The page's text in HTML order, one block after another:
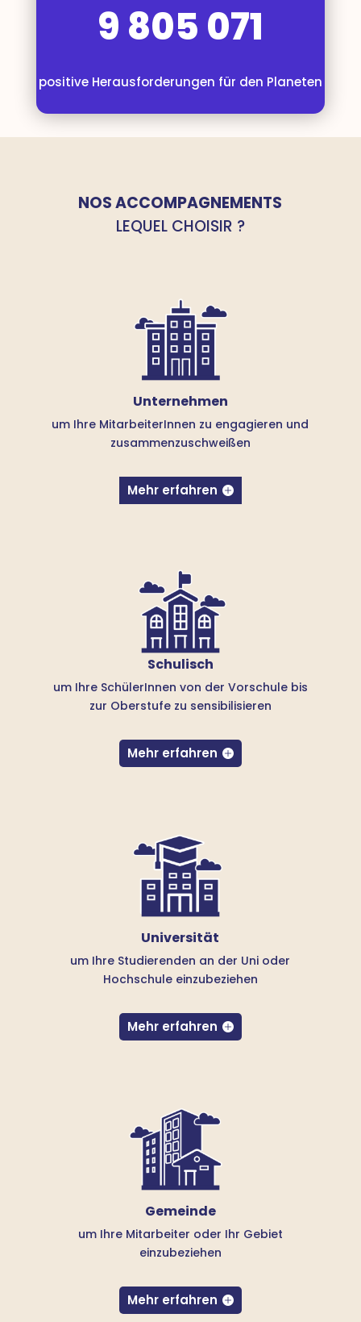
9 805 071
positive Herausforderungen für den Planeten
NOS ACCOMPAGNEMENTS
LEQUEL CHOISIR ?
Unternehmen
um Ihre MitarbeiterInnen zu engagieren und
zusammenzuschweißen
Mehr erfahren
Schulisch
um Ihre SchülerInnen von der Vorschule bis
zur Oberstufe zu sensibilisieren
Mehr erfahren
Universität
um Ihre Studierenden an der Uni oder
Hochschule einzubeziehen
Mehr erfahren
Gemeinde
um Ihre Mitarbeiter oder Ihr Gebiet
einzubeziehen
Mehr erfahren